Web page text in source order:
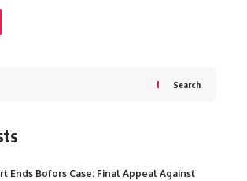
Search
Ends Bofors Case: Final Appeal Against